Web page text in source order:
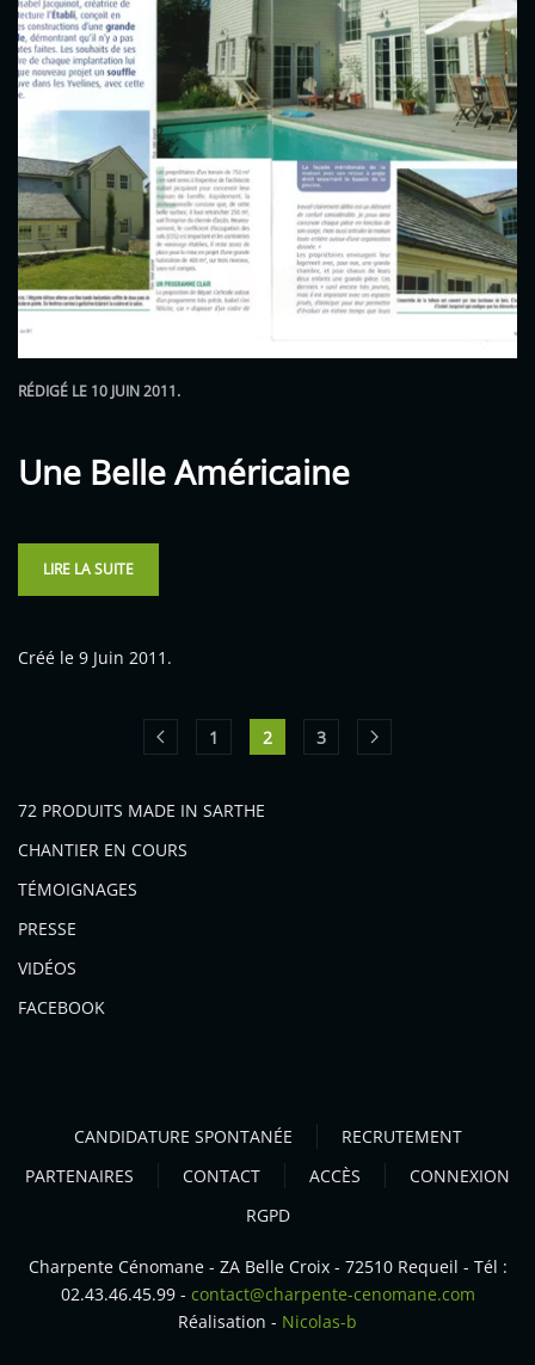
RÉDIGÉ LE 10 JUIN 2011.
Une Belle Américaine
LIRE LA SUITE
Créé le 9 Juin 2011 .
1 2 3
72 PRODUITS MADE IN SARTHE
CHANTIER EN COURS
TÉMOIGNAGES
PRESSE
VIDÉOS
FACEBOOK
CANDIDATURE SPONTANÉE
RECRUTEMENT
PARTENAIRES
CONTACT ACCÈS
CONNEXION
RGPD
Charpente Cénomane - ZA Belle Croix - 72510 Requeil - Tél :
02.43.46.45.99 - contact@charpente-cenomane.com
Réalisation - Nicolas-b